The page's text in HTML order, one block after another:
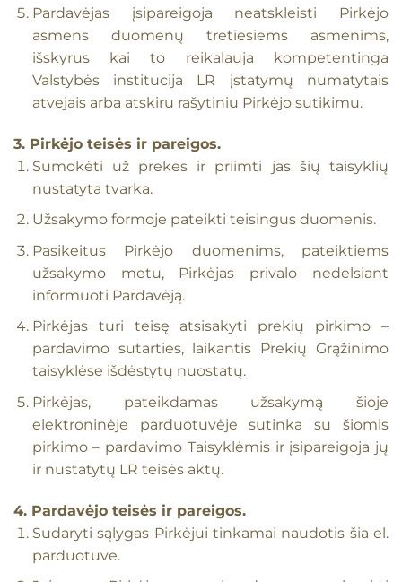
Pardavėjas įsipareigoja neatskleisti Pirkėjo
asmens duomenų tretiesiems asmenims,
išskyrus kai to reikalauja kompetentinga
Valstybės institucija LR įstatymų numatytais
atvejais arba atskiru rašytiniu Pirkėjo sutikimu.
3. Pirkėjo teisės ir pareigos.
Sumokėti už prekes ir priimti jas šių taisyklių
nustatyta tvarka.
Užsakymo formoje pateikti teisingus duomenis.
Pasikeitus Pirkėjo duomenims, pateiktiems
užsakymo metu, Pirkėjas privalo nedelsiant
informuoti Pardavėją.
Pirkėjas turi teisę atsisakyti prekių pirkimo –
pardavimo sutarties, laikantis Prekių Grąžinimo
taisyklėse išdėstytų nuostatų.
Pirkėjas, pateikdamas užsakymą šioje
elektroninėje parduotuvėje sutinka su šiomis
pirkimo – pardavimo Taisyklėmis ir įsipareigoja jų
ir nustatytų LR teisės aktų.
4. Pardavėjo teisės ir pareigos.
Sudaryti sąlygas Pirkėjui tinkamai naudotis šia el.
parduotuve.